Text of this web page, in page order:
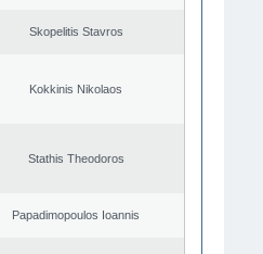
Skopelitis Stavros
Kokkinis Nikolaos
Stathis Theodoros
Papadimopoulos Ioannis